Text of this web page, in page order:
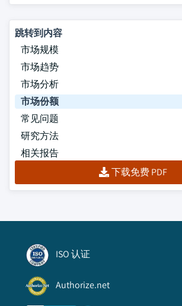
跳转到内容
市场规模
市场趋势
市场分析
市场份额
常见问题
研究方法
相关报告
下载免费 PDF
ISO 认证
Authorize.net